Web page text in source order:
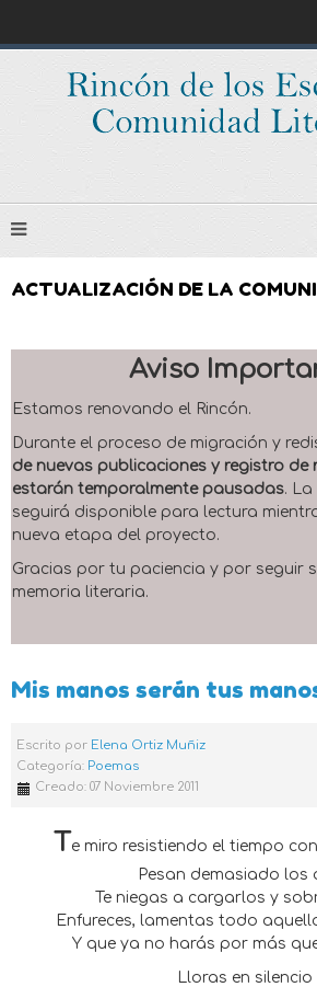
ACTUALIZACIÓN DE LA
Aviso
Estamos renovando el Rincón.
Durante el proceso de migración y
de nuevas publicaciones y registro de
estarán temporalmente pausadas.
seguirá disponible para lectura
nueva etapa del proyecto.
Gracias por tu paciencia y por seguir
memoria literaria.
Mis manos serán tus
Escrito por Elena Ortiz Muñiz
Categoría: Poemas
Creado: 07 Noviembre 2011
Te miro resistiendo el tiempo
Pesan demasiado los
Te niegas a cargarlos y
Enfureces, lamentas todo
Y que ya no harás por más
Lloras en silencio